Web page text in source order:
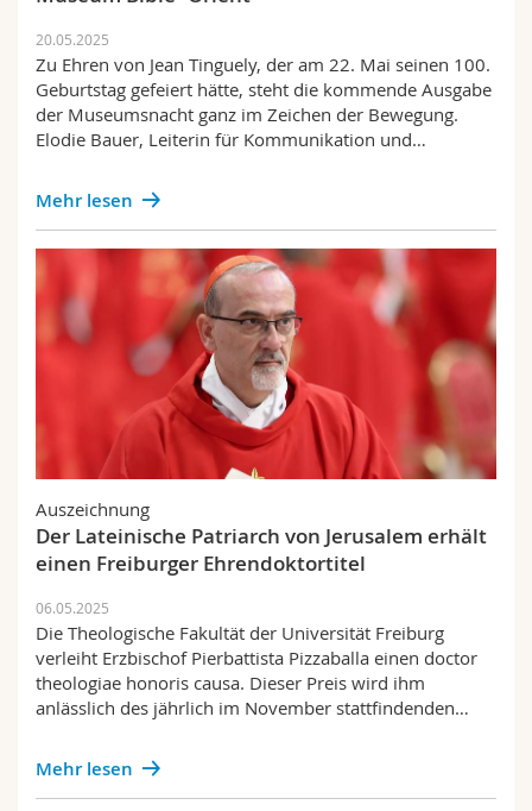
20.05.2025
Zu Ehren von Jean Tinguely, der am 22. Mai seinen 100.
Geburtstag gefeiert hätte, steht die kommende Ausgabe
der Museumsnacht ganz im Zeichen der Bewegung.
Elodie Bauer, Leiterin für Kommunikation und…
Mehr lesen
Auszeichnung
Der Lateinische Patriarch von Jerusalem erhält
einen Freiburger Ehrendoktortitel
06.05.2025
Die Theologische Fakultät der Universität Freiburg
verleiht Erzbischof Pierbattista Pizzaballa einen doctor
theologiae honoris causa. Dieser Preis wird ihm
anlässlich des jährlich im November stattfindenden…
Mehr lesen